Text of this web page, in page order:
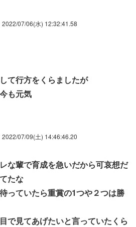
2022/07/06(水) 12:32:41.58
て行方をくらましたが
も元気
2022/07/09(土) 14:46:46.20
な輩で育成を急いだから可哀想だ
たな
っていたら重賞の1つや２つは勝
で見てあげたいと言っていたくら